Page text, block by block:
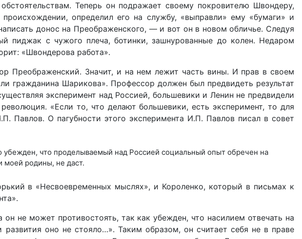
Теперь он подражает сво­ему покровителю Швондеру,
определил его на службу, «выправли» ему «бумаги» и
донос на Преображен­ского, — и вот он в новом обличье. Следуя
с чужого плеча, ботинки, зашнурованные до колен. Недаром
«Швондерова работа».
Преображенский. Значит, и на нем лежит часть вины. И прав в своем
гражданина Шарикова». Профессор должен был предвидеть результат
эксперимент над Россией, большевики и Ленин не предвидели
«Если то, что делают большевики, есть эксперимент, то для
Павлов. О пагубности этого эксперимента И.П. Павлов писал в совет
убежден, что проделываемый над Россией социальный опыт обречен на
моей родины, не даст.
в «Несвоевременных мыслях», и Короленко, который в письмах к
не может противостоять, так как убежден, что насилием отвечать на
оно не стояло…». Таким образом, он считает себя не в праве